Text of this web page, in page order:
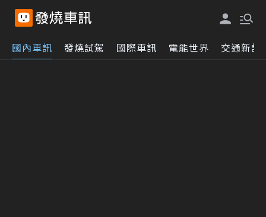
國內車訊 發燒試駕 國際車訊 電能世界 交通新訊